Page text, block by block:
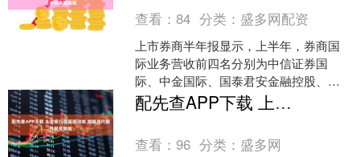
查看：84 分类： 盛多网配资
上市券商半年报显示，上半年，券商国
际业务营收前四名分别为中信证券国
际、中金国际、国泰君安金融控股、华
泰国际，4家券商国际业务净利润同比均
有所上升。 业内人士认为....
配先查APP下载 上市银行竞逐移动端 加速迭代提升服务质效
查看：96 分类： 盛多网